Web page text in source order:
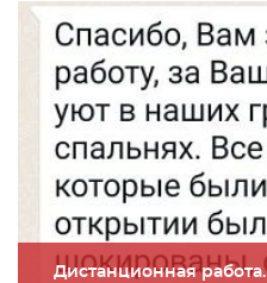
Дистанционная работа.